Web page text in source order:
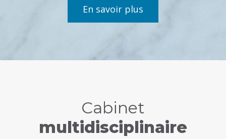
En savoir plus
Cabinet
multidisciplinaire